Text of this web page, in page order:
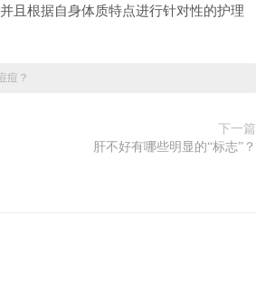
且根据自身体质特点进行针对性的护理
痘？
下一篇
肝不好有哪些明显的“标志”？